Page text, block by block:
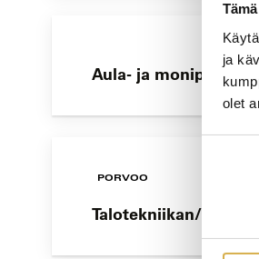
ja
olet
Aula- ja
PORVOO
Talotekniikan/Kone-